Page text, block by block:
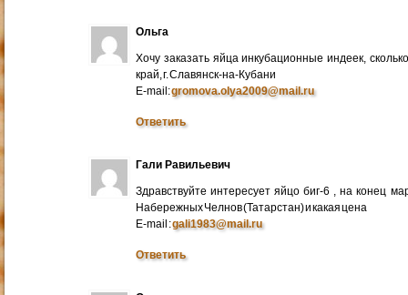
Ольга
Хочу заказать яйца инкубационные индеек,
край, г. Славянск-на-Кубани
E-mail:gromova.olya2009@mail.ru
Ответить
Гали Равильевич
Здравствуйте интересует яйцо биг-6 , на конец
Набережных Челнов (Татарстан) и какая цена
E-mail :gali1983@mail.ru
Ответить